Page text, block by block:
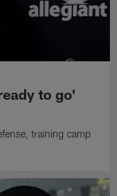
to go'
training camp